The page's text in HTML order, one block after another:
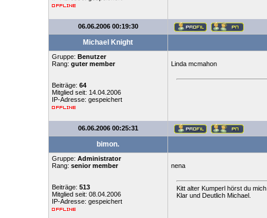
06.06.2006 00:19:30
Michael Knight
Gruppe: Benutzer
Rang: guter member
Beiträge: 64
Mitglied seit: 14.04.2006
IP-Adresse: gespeichert
Linda mcmahon
06.06.2006 00:25:31
bimon.
Gruppe: Administrator
Rang: senior member
Beiträge: 513
Mitglied seit: 08.04.2006
IP-Adresse: gespeichert
nena
Kitt alter Kumperl hörst du
Klar und Deutlich Michael.